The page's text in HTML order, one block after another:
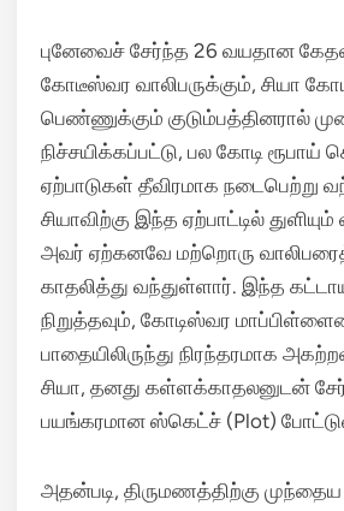
புனேவைச் சேர்ந்த 26 வயதான
கோடீஸ்வர வாலிபருக்கும், சியா
பெண்ணுக்கும் குடும்பத்தினரால்
நிச்சயிக்கப்பட்டு, பல கோடி ரூபாய்
ஏற்பாடுகள் தீவிரமாக நடைபெற்று
சியாவிற்கு இந்த ஏற்பாட்டில் துளியும்
அவர் ஏற்கனவே மற்றொரு
காதலித்து வந்துள்ளார். இந்த
நிறுத்தவும், கோடிஸ்வர
பாதையிலிருந்து நிரந்தரமாக
சியா, தனது கள்ளக்காதலனுடன்
பயங்கரமான ஸ்கெட்ச் (Plot)
அதன்படி, திருமணத்திற்கு முந்தைய